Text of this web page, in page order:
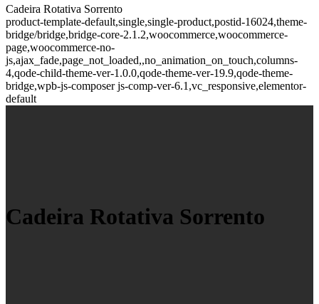
Cadeira Rotativa Sorrento
product-template-default,single,single-product,postid-16024,theme-
bridge/bridge,bridge-core-2.1.2,woocommerce,woocommerce-
page,woocommerce-no-
js,ajax_fade,page_not_loaded,,no_animation_on_touch,columns-
4,qode-child-theme-ver-1.0.0,qode-theme-ver-19.9,qode-theme-
bridge,wpb-js-composer js-comp-ver-6.1,vc_responsive,elementor-
default
Cadeira Rotativa Sorrento